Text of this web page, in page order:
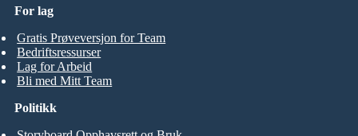
For lag
Gratis Prøveversjon for Team
Bedriftsressurser
Lag for Arbeid
Bli med Mitt Team
Politikk